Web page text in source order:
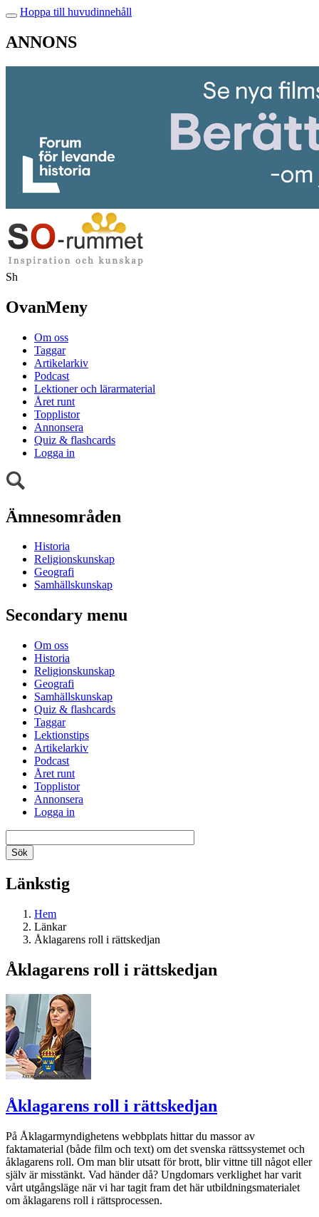
Hoppa till huvudinnehåll
ANNONS
Sh
OvanMeny
Om oss
Taggar
Artikelarkiv
Podcast
Lektioner och lärarmaterial
Året runt
Topplistor
Annonsera
Quiz & flashcards
Logga in
Ämnesområden
Historia
Religionskunskap
Geografi
Samhällskunskap
Secondary menu
Om oss
Historia
Religionskunskap
Geografi
Samhällskunskap
Quiz & flashcards
Taggar
Lektionstips
Artikelarkiv
Podcast
Året runt
Topplistor
Annonsera
Logga in
Länkstig
Hem
Länkar
Åklagarens roll i rättskedjan
Åklagarens roll i rättskedjan
Åklagarens roll i rättskedjan
På Åklagarmyndighetens webbplats hittar du massor av
faktamaterial (både film och text) om det svenska rättssystemet och
åklagarens roll. Om man blir utsatt för brott, blir vittne till något eller
själv är misstänkt. Vad händer då? Ungdomars verklighet har varit
vårt utgångsläge när vi har tagit fram det här utbildningsmaterialet
om åklagarens roll i rättsprocessen.